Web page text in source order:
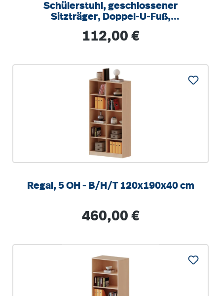
Schülerstuhl, geschlossener
Sitzträger, Doppel-U-Fuß,
Regulärer Preis:
112,00 €
Regal, 5 OH - B/H/T 120x190x40 cm
Regulärer Preis:
460,00 €